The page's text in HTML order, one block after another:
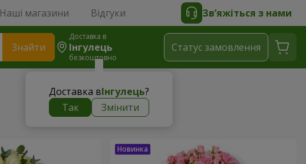
Наші магазини Відгуки Зв’яжіться з нами
Знайти
Доставка в
Інгулець
безкоштовно
Доставка вІнгулець?
Так
Змінити
Статус замовлення